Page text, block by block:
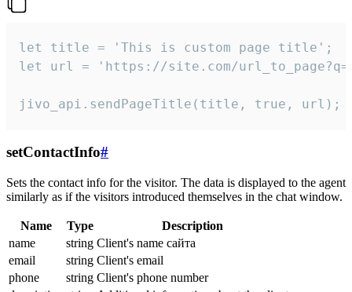
let title = 'This is custom page title';
let url = 'https://site.com/
jivo_api.sendPageTitle(title, true, url);
setContactInfo#
Sets the contact info for the visitor. The data is displayed to the agent
similarly as if the visitors introduced themselves in the chat window.
Name Type
Description
name
string Client's name сайта
email
string Client's email
phone
string Client's phone number